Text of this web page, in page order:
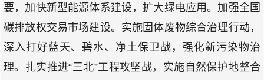
要，加快新型能源体系建设，扩大绿电应用。加强全国
碳排放权交易市场建设。实施固体废物综合治理行动，
深入打好蓝天、碧水、净土保卫战，强化新污染物治
理。扎实推进“三北”工程攻坚战，实施自然保护地整合